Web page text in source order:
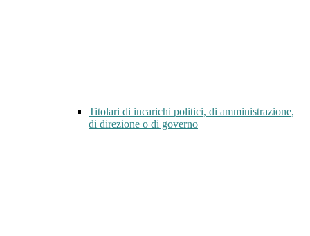
Titolari di incarichi politici, di amministrazione,
di direzione o di governo